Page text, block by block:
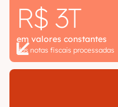
R$ 3T
em valores constantes
das notas fiscais processadas